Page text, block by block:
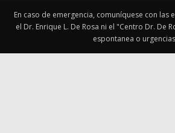
En caso de emergencia, comuníquese con las
el Dr. Enrique L. De Rosa ni el "Centro Dr. De
espontanea o